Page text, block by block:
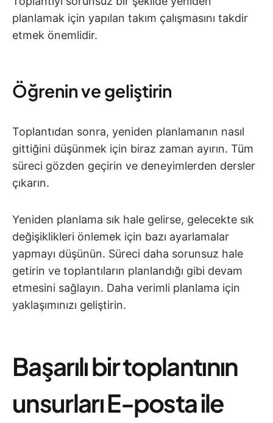
planlamak için yapılan takım çalışmasını takdir
etmek önemlidir.
Öğrenin ve geliştirin
Toplantıdan sonra, yeniden planlamanın nasıl
gittiğini düşünmek için biraz zaman ayırın. Tüm
süreci gözden geçirin ve deneyimlerden dersler
çıkarın.
Yeniden planlama sık hale gelirse, gelecekte sık
değişiklikleri önlemek için bazı ayarlamalar
yapmayı düşünün. Süreci daha sorunsuz hale
getirin ve toplantıların planlandığı gibi devam
etmesini sağlayın. Daha verimli planlama için
yaklaşımınızı geliştirin.
Başarılı bir toplantının
unsurları E-posta ile